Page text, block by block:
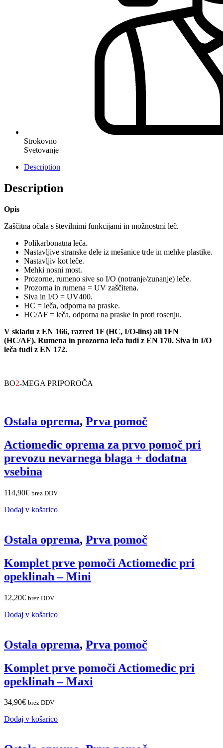
Strokovno
Svetovanje
Description
Description
Opis
Zaščitna očala s številnimi funkcijami in možnostmi leč.
Polikarbonatna leča.
Nastavljive stranske dele iz mešanice trde in mehke plastike.
Nastavljiv kot leče.
Mehki nosni most.
Prozorne, rumeno sive so I/O (notranje/zunanje) leče.
Prozorna in rumena = UV zaščitena.
Siva in I/O = UV400.
HC = leča, odporna na praske.
HC/AF = leča, odporna na praske in proti rosenju.
V skladu z EN 166, razred 1F (HC, I/O-lins) ali 1FN
(HC/AF). Rumena in prozorna leča tudi z EN 170. Siva in I/O
leča tudi z EN 172.
BO2-MEGA PRIPOROČA
Ostala oprema, Prva pomoč
Actiomedic oprema za prvo pomoč pri
prevozu nevarnega blaga + dodatna
vsebina
114,90€ brez DDV
Dodaj v košarico
Ostala oprema, Prva pomoč
Komplet prve pomoči Actiomedic pri
opeklinah – Mini
12,20€ brez DDV
Dodaj v košarico
Ostala oprema, Prva pomoč
Komplet prve pomoči Actiomedic pri
opeklinah – Maxi
34,90€ brez DDV
Dodaj v košarico